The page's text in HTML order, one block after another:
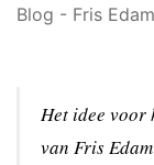
Blog - Fris Edam
Het idee voor
van Fris